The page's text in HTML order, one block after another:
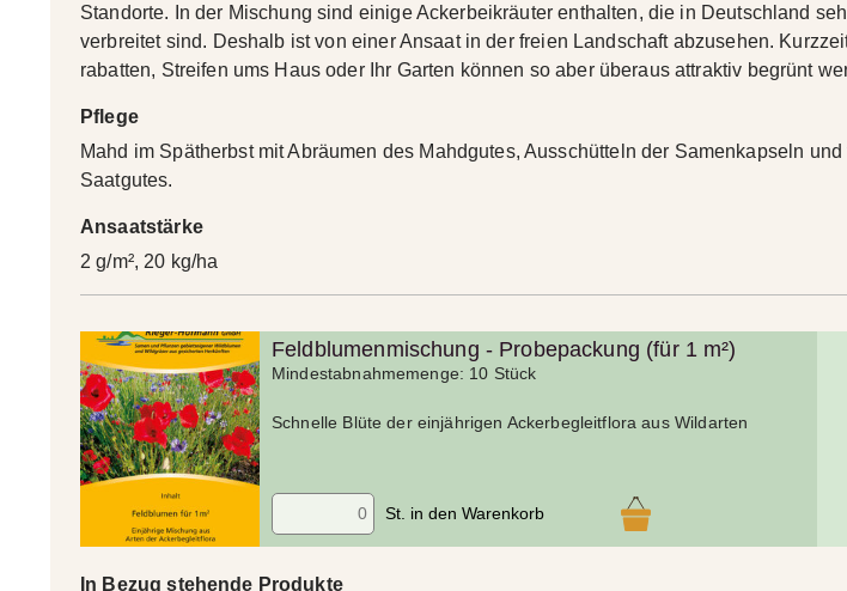
Standorte. In der Mischung sind einige Ackerbeikräuter enthalten, die in Deutschland
verbreitet sind. Deshalb ist von einer Ansaat in der freien Landschaft abzusehen.
rabatten, Streifen ums Haus oder Ihr Garten können so aber überaus attraktiv begrünt
Pflege
Mahd im Spätherbst mit Abräumen des Mahdgutes, Ausschütteln der Samenkapseln
Saatgutes.
Ansaatstärke
2 g/m², 20 kg/ha
Feldblumenmischung - Probepackung (für 1 m²)
Mindestabnahmemenge: 10 Stück
Schnelle Blüte der einjährigen Ackerbegleitflora aus Wildarten
St. in den Warenkorb
In Bezug stehende Produkte